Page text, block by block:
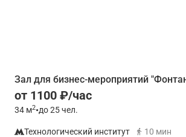
Зал для бизнес-мероприятий
от 1100 ₽/час
34 м2•до 25 чел.
Технологический институт
10 мин